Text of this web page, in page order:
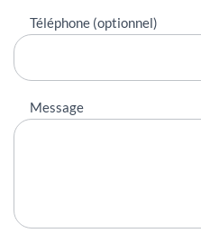
Téléphone (optionnel)
Message